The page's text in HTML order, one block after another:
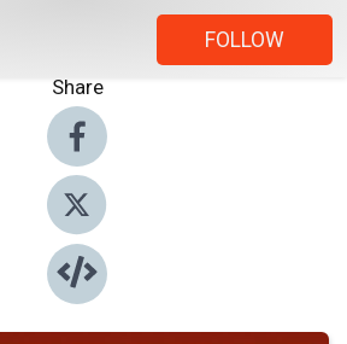
FOLLOW
Share